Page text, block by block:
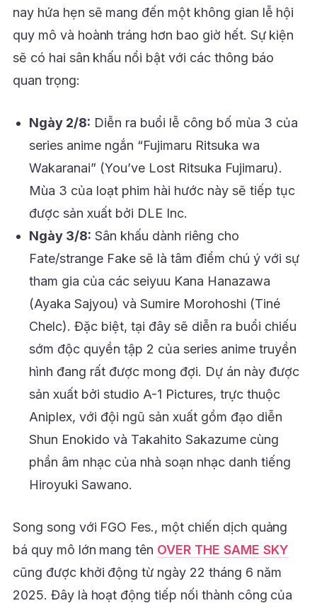
nay hứa hẹn sẽ mang đến một không gian lễ hội
quy mô và hoành tráng hơn bao giờ hết. Sự kiện
sẽ có hai sân khấu nổi bật với các thông báo
quan trọng:
Ngày 2/8: Diễn ra buổi lễ công bố mùa 3 của
series anime ngắn “Fujimaru Ritsuka wa
Wakaranai” (You’ve Lost Ritsuka Fujimaru).
Mùa 3 của loạt phim hài hước này sẽ tiếp tục
được sản xuất bởi DLE Inc.
Ngày 3/8: Sân khấu dành riêng cho
Fate/strange Fake sẽ là tâm điểm chú ý với sự
tham gia của các seiyuu Kana Hanazawa
(Ayaka Sajyou) và Sumire Morohoshi (Tiné
Chelc). Đặc biệt, tại đây sẽ diễn ra buổi chiếu
sớm độc quyền tập 2 của series anime truyền
hình đang rất được mong đợi. Dự án này được
sản xuất bởi studio A-1 Pictures, trực thuộc
Aniplex, với đội ngũ sản xuất gồm đạo diễn
Shun Enokido và Takahito Sakazume cùng
phần âm nhạc của nhà soạn nhạc danh tiếng
Hiroyuki Sawano.
Song song với FGO Fes., một chiến dịch quảng
bá quy mô lớn mang tên OVER THE SAME SKY
cũng được khởi động từ ngày 22 tháng 6 năm
2025. Đây là hoạt động tiếp nối thành công của